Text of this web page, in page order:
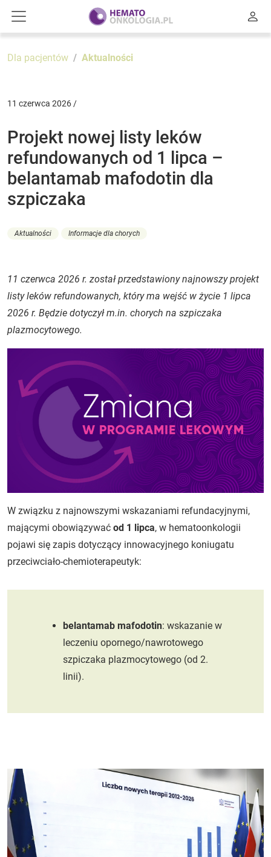
Dla pacjentów Aktualności
11 czerwca 2026 /
Projekt nowej listy leków
refundowanych od 1 lipca –
belantamab mafodotin dla
szpiczaka
Aktualności Informacje dla chorych
11 czerwca 2026 r. został przedstawiony najnowszy projekt
listy leków refundowanych, który ma wejść w życie 1 lipca
2026 r. Będzie dotyczył m.in. chorych na szpiczaka
plazmocytowego.
W związku z najnowszymi wskazaniami refundacyjnymi,
mającymi obowiązywać od 1 lipca, w hematoonkologii
pojawi się zapis dotyczący innowacyjnego koniugatu
przeciwciało-chemioterapeutyk:
belantamab mafodotin: wskazanie w
leczeniu opornego/nawrotowego
szpiczaka plazmocytowego (od 2.
linii).